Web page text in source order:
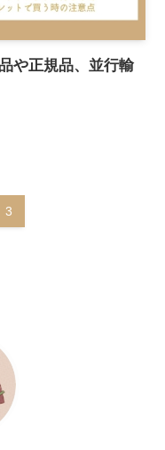
や正規品、並行輸
3